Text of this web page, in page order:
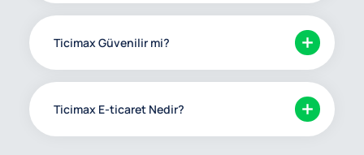
Ticimax Güvenilir mi?
Ticimax E-ticaret Nedir?